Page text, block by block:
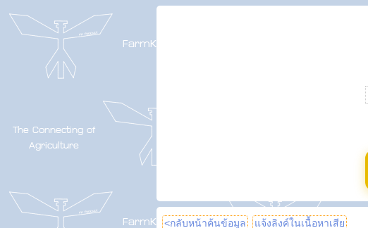
<กลับหน้าค้นข้อมูล แจ้งลิงค์ในเนื้อหาเสีย